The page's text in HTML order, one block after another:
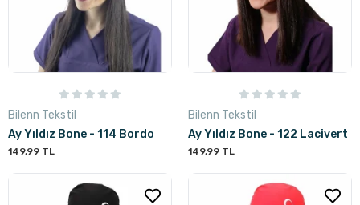
Bilenn Tekstil
Ay Yıldız Bone - 114 Bordo
149,99 TL
Bilenn Tekstil
Ay Yıldız Bone - 122 Lacivert
149,99 TL